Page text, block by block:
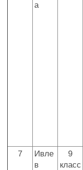
а
7
Ивле
в
9
класс